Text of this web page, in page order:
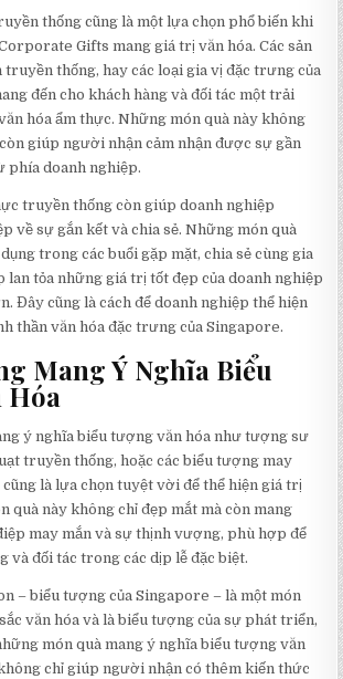
thống cũng là một lựa chọn phổ biến khi
Gifts mang giá trị văn hóa. Các sản
truyền thống, hay các loại gia vị đặc trưng của
đến cho khách hàng và đối tác một trải
hóa ẩm thực. Những món quà này không
giúp người nhận cảm nhận được sự gần
phía doanh nghiệp.
truyền thống còn giúp doanh nghiệp
về sự gắn kết và chia sẻ. Những món quà
trong các buổi gặp mặt, chia sẻ cùng gia
lan tỏa những giá trị tốt đẹp của doanh nghiệp
Đây cũng là cách để doanh nghiệp thể hiện
thần văn hóa đặc trưng của Singapore.
Mang Ý Nghĩa Biểu
Hóa
ý nghĩa biểu tượng văn hóa như tượng sư
truyền thống, hoặc các biểu tượng may
là lựa chọn tuyệt vời để thể hiện giá trị
quà này không chỉ đẹp mắt mà còn mang
may mắn và sự thịnh vượng, phù hợp để
và đối tác trong các dịp lễ đặc biệt.
– biểu tượng của Singapore – là một món
văn hóa và là biểu tượng của sự phát triển,
món quà mang ý nghĩa biểu tượng văn
chỉ giúp người nhận có thêm kiến thức